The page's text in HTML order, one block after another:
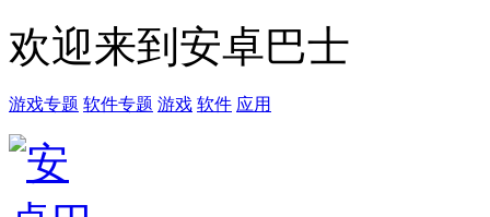
欢迎来到安卓巴士
游戏专题 软件专题 游戏 软件 应用